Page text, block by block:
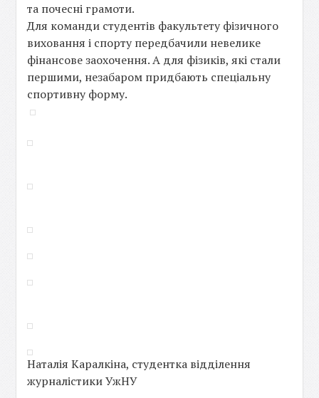
та почесні грамоти.
Для команди студентів факультету фізичного
виховання і спорту передбачили невелике
фінансове заохочення. А для фізиків, які стали
першими, незабаром придбають спеціальну
спортивну форму.
Наталія Каралкіна, студентка відділення
журналістики УжНУ